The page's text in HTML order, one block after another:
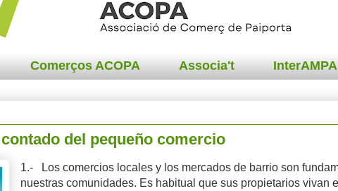
Comerços ACOPA Associa't InterAMPA
del pequeño comercio
1.- Los comercios locales y los mercados de barrio son
nuestras comunidades. Es habitual que sus propietarios vivan